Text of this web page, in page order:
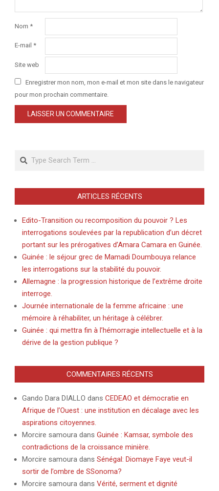
Nom *
E-mail *
Site web
Enregistrer mon nom, mon e-mail et mon site dans le navigateur
pour mon prochain commentaire.
Search
ARTICLES RÉCENTS
Edito-Transition ou recomposition du pouvoir ? Les
interrogations soulevées par la republication d’un décret
portant sur les prérogatives d’Amara Camara en Guinée.
Guinée : le séjour grec de Mamadi Doumbouya relance
les interrogations sur la stabilité du pouvoir.
Allemagne : la progression historique de l’extrême droite
interroge.
Journée internationale de la femme africaine : une
mémoire à réhabiliter, un héritage à célébrer.
Guinée : qui mettra fin à l’hémorragie intellectuelle et à la
dérive de la gestion publique ?
COMMENTAIRES RÉCENTS
Gando Dara DIALLO dans CEDEAO et démocratie en
Afrique de l’Ouest : une institution en décalage avec les
aspirations citoyennes.
Morcire samoura dans Guinée : Kamsar, symbole des
contradictions de la croissance minière.
Morcire samoura dans Sénégal: Diomaye Faye veut-il
sortir de l’ombre de SSonoma?
Morcire samoura dans Vérité, serment et dignité